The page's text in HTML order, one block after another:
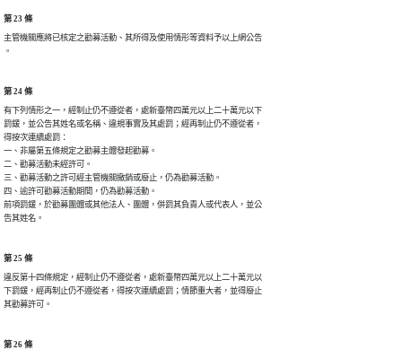
第 23 條
主管機關應將已核定之勸募活動、其所得及使用情形等資料予以上網公告
。
第 24 條
有下列情形之一，經制止仍不遵從者，處新臺幣四萬元以上二十萬元以下
罰鍰，並公告其姓名或名稱、違規事實及其處罰；經再制止仍不遵從者，
得按次連續處罰：
一、非屬第五條規定之勸募主體發起勸募。
二、勸募活動未經許可。
三、勸募活動之許可經主管機關撤銷或廢止，仍為勸募活動。
四、逾許可勸募活動期間，仍為勸募活動。
前項罰鍰，於勸募團體或其他法人、團體，併罰其負責人或代表人，並公
告其姓名。
第 25 條
違反第十四條規定，經制止仍不遵從者，處新臺幣四萬元以上二十萬元以
下罰鍰，經再制止仍不遵從者，得按次連續處罰；情節重大者，並得廢止
其勸募許可。
第 26 條